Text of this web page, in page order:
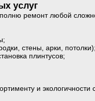
услуг
ремонт любой
стены, арки, потолки);
плинтусов;
и